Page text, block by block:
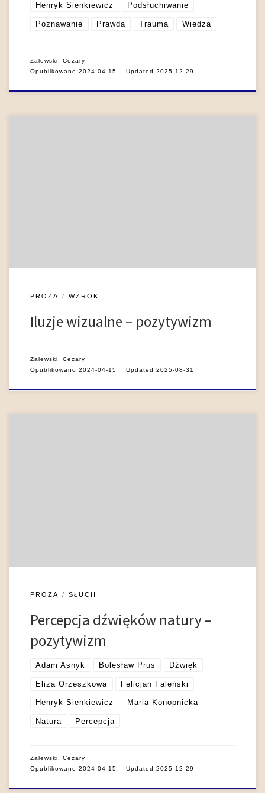
Henryk Sienkiewicz Podsłuchiwanie
Poznawanie Prawda Trauma Wiedza
Zalewski, Cezary
Opublikowano 2024-04-15 Updated 2025-12-29
PROZA WZROK
Iluzje wizualne – pozytywizm
Zalewski, Cezary
Opublikowano 2024-04-15 Updated 2025-08-31
PROZA SŁUCH
Percepcja dźwięków natury –
pozytywizm
Adam Asnyk Bolesław Prus Dźwięk
Eliza Orzeszkowa Felicjan Faleński
Henryk Sienkiewicz Maria Konopnicka
Natura Percepcja
Zalewski, Cezary
Opublikowano 2024-04-15 Updated 2025-12-29